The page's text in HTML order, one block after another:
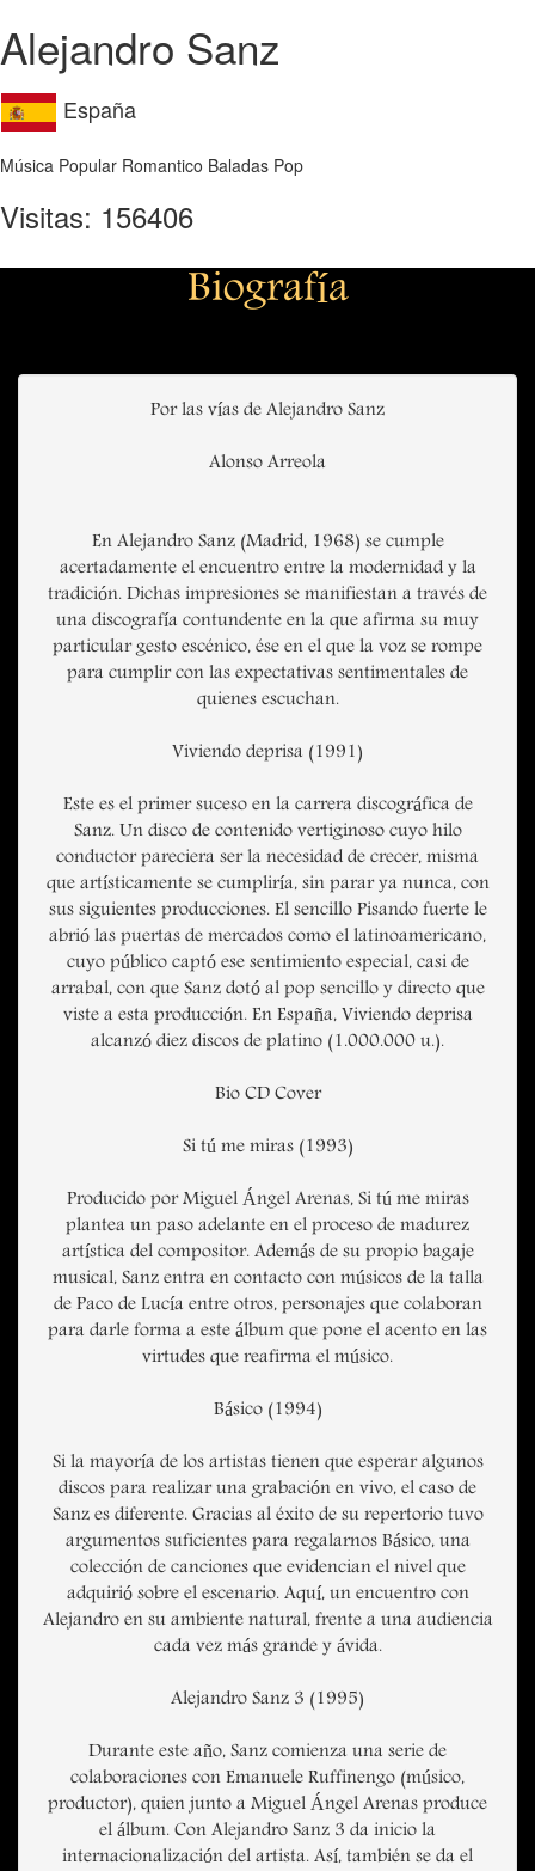
Alejandro Sanz
España
Música Popular Romantico Baladas Pop
Visitas: 156406
Biografía
Por las vías de Alejandro Sanz
Alonso Arreola
En Alejandro Sanz (Madrid, 1968) se cumple
acertadamente el encuentro entre la modernidad y la
tradición. Dichas impresiones se manifiestan a través de
una discografía contundente en la que afirma su muy
particular gesto escénico, ése en el que la voz se rompe
para cumplir con las expectativas sentimentales de
quienes escuchan.
Viviendo deprisa (1991)
Este es el primer suceso en la carrera discográfica de
Sanz. Un disco de contenido vertiginoso cuyo hilo
conductor pareciera ser la necesidad de crecer, misma
que artísticamente se cumpliría, sin parar ya nunca, con
sus siguientes producciones. El sencillo Pisando fuerte le
abrió las puertas de mercados como el latinoamericano,
cuyo público captó ese sentimiento especial, casi de
arrabal, con que Sanz dotó al pop sencillo y directo que
viste a esta producción. En España, Viviendo deprisa
alcanzó diez discos de platino (1.000.000 u.).
Bio CD Cover
Si tú me miras (1993)
Producido por Miguel Ángel Arenas, Si tú me miras
plantea un paso adelante en el proceso de madurez
artística del compositor. Además de su propio bagaje
musical, Sanz entra en contacto con músicos de la talla
de Paco de Lucía entre otros, personajes que colaboran
para darle forma a este álbum que pone el acento en las
virtudes que reafirma el músico.
Básico (1994)
Si la mayoría de los artistas tienen que esperar algunos
discos para realizar una grabación en vivo, el caso de
Sanz es diferente. Gracias al éxito de su repertorio tuvo
argumentos suficientes para regalarnos Básico, una
colección de canciones que evidencian el nivel que
adquirió sobre el escenario. Aquí, un encuentro con
Alejandro en su ambiente natural, frente a una audiencia
cada vez más grande y ávida.
Alejandro Sanz 3 (1995)
Durante este año, Sanz comienza una serie de
colaboraciones con Emanuele Ruffinengo (músico,
productor), quien junto a Miguel Ángel Arenas produce
el álbum. Con Alejandro Sanz 3 da inicio la
internacionalización del artista. Así, también se da el